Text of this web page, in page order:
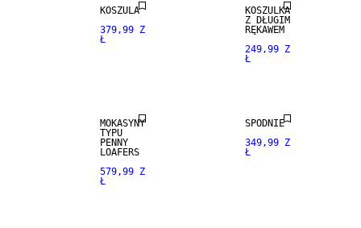
KOSZULA
379,99 Z
Ł
KOSZULKA
Z DŁUGIM
RĘKAWEM
249,99 Z
Ł
MOKASYNY
TYPU
PENNY
LOAFERS
579,99 Z
Ł
NEW
SPODNIE
349,99 Z
Ł
NEW